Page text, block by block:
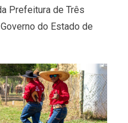
Prefeitura de Três
do Estado de